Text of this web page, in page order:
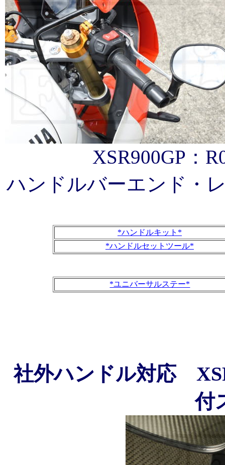
XSR900GP：
ハンドルバーエンド・
*ハンドルキット*
*ハンドルセットツール*
*ユニバーサルステー*
社外ハンドル対応
付